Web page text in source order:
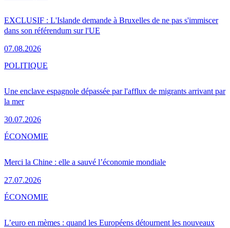
EXCLUSIF : L'Islande demande à Bruxelles de ne pas s'immiscer
dans son référendum sur l'UE
07.08.2026
Une enclave espagnole dépassée par l'afflux de migrants arrivant par
la mer
30.07.2026
POLITIQUE
Merci la Chine : elle a sauvé l’économie mondiale
27.07.2026
ÉCONOMIE
L’euro en mèmes : quand les Européens détournent les nouveaux
ÉCONOMIE